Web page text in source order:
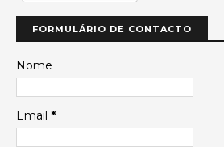
FORMULÁRIO DE CONTACTO
Nome
Email *